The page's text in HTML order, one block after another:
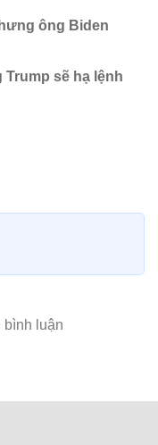
ông Biden
sẽ hạ lệnh